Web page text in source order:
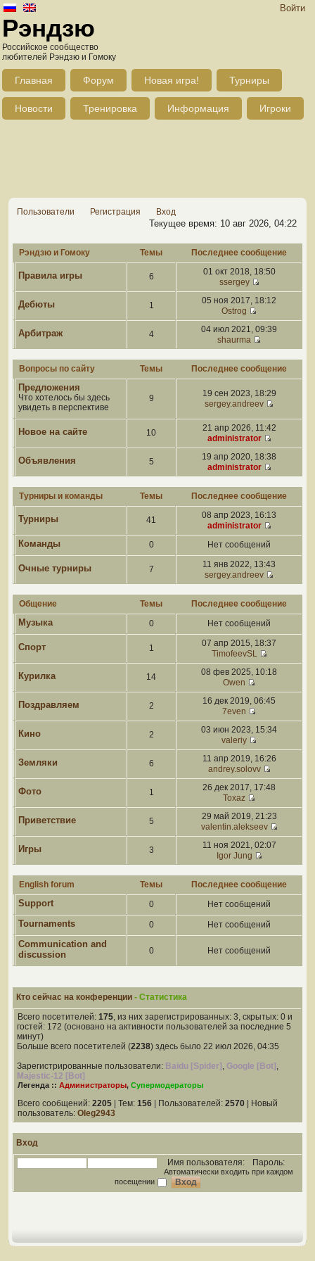
Войти
Рэндзю
Российское сообщество
любителей Рэндзю и Гомоку
Главная Форум Новая игра! Турниры
Новости Тренировка Информация Игроки
Пользователи Регистрация Вход
Текущее время: 10 авг 2026, 04:22
Рэндзю и Гомоку Темы Последнее сообщение
Правила игры 6
01 окт 2018, 18:50
ssergey
Дебюты 1
05 ноя 2017, 18:12
Ostrog
Арбитраж 4
04 июл 2021, 09:39
shaurma
Вопросы по сайту Темы Последнее сообщение
Предложения
Что хотелось бы здесь
увидеть в перспективе
9
19 сен 2023, 18:29
sergey.andreev
Новое на сайте 10
21 апр 2026, 11:42
administrator
Объявления 5
19 апр 2020, 18:38
administrator
Турниры и команды Темы Последнее сообщение
Турниры 41
08 апр 2023, 16:13
administrator
Команды 0 Нет сообщений
Очные турниры 7
11 янв 2022, 13:43
sergey.andreev
Общение Темы Последнее сообщение
Музыка 0 Нет сообщений
Спорт 1
07 апр 2015, 18:37
TimofeevSL
Курилка 14
08 фев 2025, 10:18
Owen
Поздравляем 2
16 дек 2019, 06:45
7even
Кино 2
03 июн 2023, 15:34
valeriy
Земляки 6
11 апр 2019, 16:26
andrey.solovv
Фото 1
26 дек 2017, 17:48
Toxaz
Приветствие 5
29 май 2019, 21:23
valentin.alekseev
Игры 3
11 ноя 2021, 02:07
Igor Jung
English forum Темы Последнее сообщение
Support 0 Нет сообщений
Tournaments 0 Нет сообщений
Communication and
discussion
0 Нет сообщений
Кто сейчас на конференции - Статистика
Всего посетителей: 175, из них зарегистрированных: 3, скрытых: 0 и
гостей: 172 (основано на активности пользователей за последние 5
минут)
Больше всего посетителей (2238) здесь было 22 июл 2026, 04:35
Зарегистрированные пользователи: Baidu [Spider] , Google [Bot] ,
Majestic-12 [Bot]
Легенда :: Администраторы, Супермодераторы
Всего сообщений: 2205 | Тем: 156 | Пользователей: 2570 | Новый
пользователь: Oleg2943
Вход
Имя пользователя:
Пароль:
Автоматически входить при каждом
посещении